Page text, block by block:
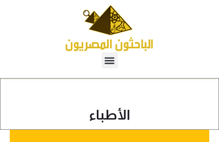
الأطباء